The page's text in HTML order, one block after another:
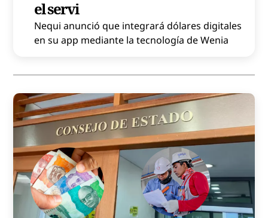
el servi
Nequi anunció que integrará dólares digitales
en su app mediante la tecnología de Wenia